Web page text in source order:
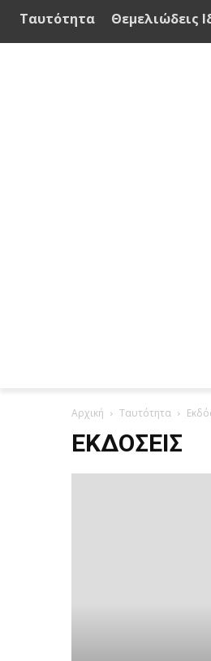
Ταυτότητα Θεμελιώδεις
Αρχική Ταυτότητα
ΕΚΔΌΣΕΙΣ